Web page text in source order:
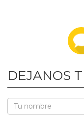
DEJANOS